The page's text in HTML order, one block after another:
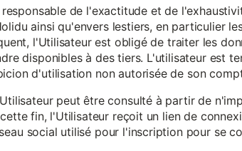
de l'exactitude et de
ainsi qu'envers lestiers, en particulier
l'Utilisateur est obligé de traiter les
disponibles à des tiers. L'utilisateur est
d'utilisation non autorisée de son
peut être consulté à partir de
fin, l'Utilisateur reçoit un lien de
social utilisé pour l'inscription pour se